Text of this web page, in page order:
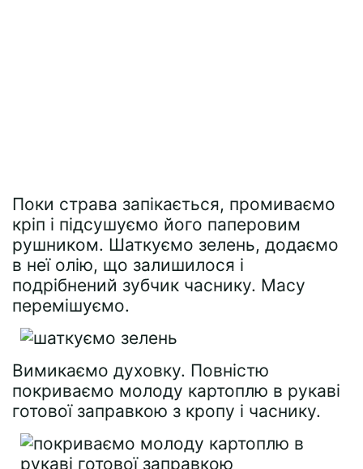
Поки страва запікається, промиваємо
кріп і підсушуємо його паперовим
рушником. Шаткуємо зелень, додаємо
в неї олію, що залишилося і
подрібнений зубчик часнику. Масу
перемішуємо.
Вимикаємо духовку. Повністю
покриваємо молоду картоплю в рукаві
готової заправкою з кропу і часнику.